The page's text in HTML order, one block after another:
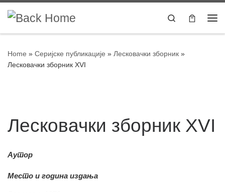
Skip to content Search
Home » Серијске публикације » Лесковачки зборник »
Лесковачки зборник XVI
Лесковачки зборник XVI
Аутор
Место и година издања